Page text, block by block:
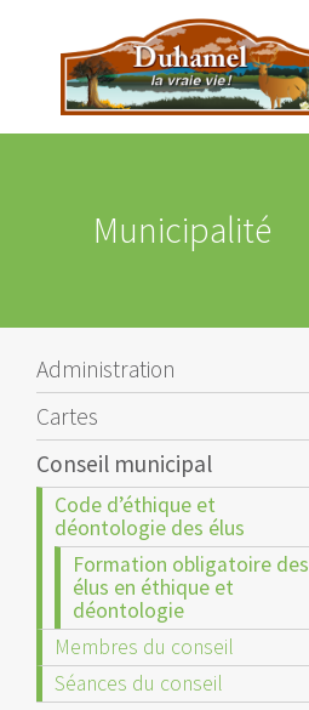
Municipalité
Administration
Cartes
Conseil municipal
Code d’éthique et
déontologie des élus
Formation obligatoire des
élus en éthique et
déontologie
Membres du conseil
Séances du conseil